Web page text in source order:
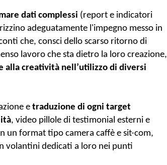
dati complessi (report e indicatori
adeguatamente l'impegno messo in
che, consci dello scarso ritorno di
alla creatività nell’utilizzo di diversi
e traduzione di ogni target
, video pillole di testimonial esterni e
un format tipo camera caffè e sit-com,
volantini dedicati a loro nei punti